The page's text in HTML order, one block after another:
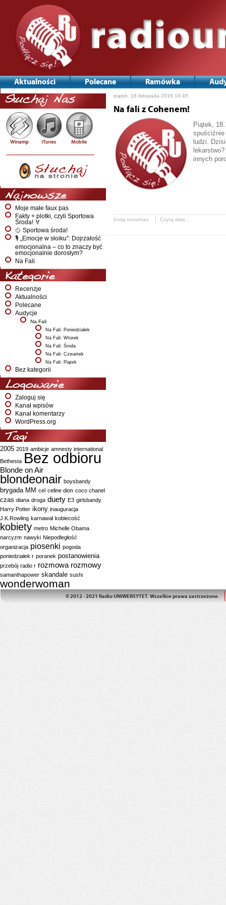
Aktualności Polecane Ramówka
Słuchaj Nas
Najnowsze
Moje małe faux pas
Fakty + plotki, czyli Sportowa
Środa! 🏅
🥎 Sportowa środa!
🎙️ „Emocje w słoiku”: Dojrzałość
emocjonalna – co to znaczy być
emocjonalnie dorosłym?
Na Fali
Kategorie
Recenzje
Aktualności
Polecane
Audycje
Na Fali
Na Fali: Poniedziałek
Na Fali: Wtorek
Na Fali: Środa
Na Fali: Czwartek
Na Fali: Piątek
Bez kategorii
Logowanie
Zaloguj się
Kanał wpisów
Kanał komentarzy
WordPress.org
Tagi
2005 2019 ambicje amnesty international
Bethesta Bez odbioru
Blonde on Air
blondeonair boysbandy
brygada MM cel celine dion coco chanel
czas diana droga duety E3 girlsbandy
Harry Potter ikony inauguracja
J.K.Rowling karnawał kobiecość
kobiety metro Michelle Obama
narcyzm nawyki Niepodległość
organizacja piosenki pogoda
poniedziałek r poranek postanowienia
przebój radio r rozmowa rozmowy
samanthapower skandale sushi
wonderwoman
piątek, 18 listopada 2016 16:45
Na fali z Cohenem!
Piątek,
spuściźnie
ludzi.
innych
Dodaj komentarz Czytaj dalej...
© 2012 - 2021 Radio UNIWERSYTET. Wszelkie prawa zastrzeżone.